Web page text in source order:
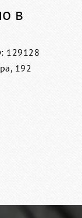
в
129128
192